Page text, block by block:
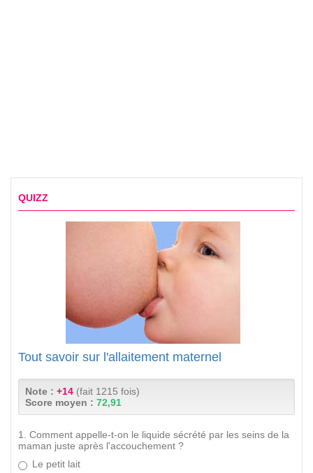
QUIZZ
Tout savoir sur l'allaitement maternel
Note : +14 (fait 1215 fois)
Score moyen : 72,91
1. Comment appelle-t-on le liquide sécrété par les seins de la
maman juste après l'accouchement ?
Le petit lait